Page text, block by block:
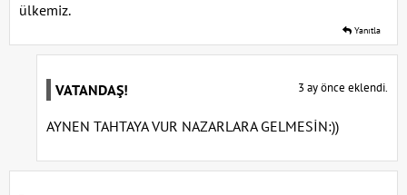
ülkemiz.
Yanıtla
VATANDAŞ! 3 ay önce eklendi.
AYNEN TAHTAYA VUR NAZARLARA GELMESİN:))